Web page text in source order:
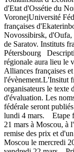
d'Etat d'Ossétie du
VoronejUniversité
françaises
Novossibirsk, d'Oufa,
de Saratov. Instituts
Pétersbourg
régionale aura lieu le
Alliances françaises
l'évènement.L'Insitut
organisateurs le texte
d'évaluation. Les
fédérale seront
lundi 4 mars. Etape
21 mars à Moscou, à
remise des prix et
Moscou le mercredi